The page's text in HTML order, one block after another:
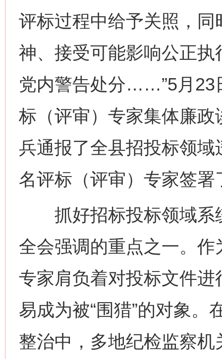
评标过程中给予关照，
神、接受可能影响公正
党内警告处分……”5月23
标（评审）专家集体廉
兵通报了全县招投标领
名评标（评审）专家签
抓好招标投标领域系
全会强调的重点之一。
专家肩负着对投标文件
易成为被“围猎”的对象
整治中，多地纪检监察